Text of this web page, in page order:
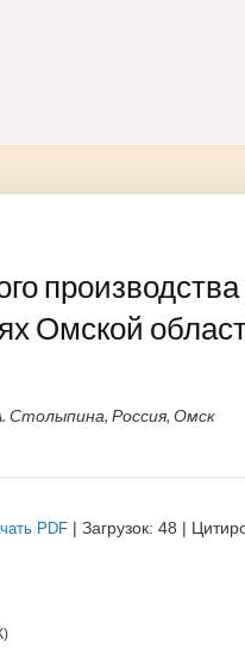
производства
Омской
Столыпина, Россия, Омск
PDF | Загрузок: 48 |
)